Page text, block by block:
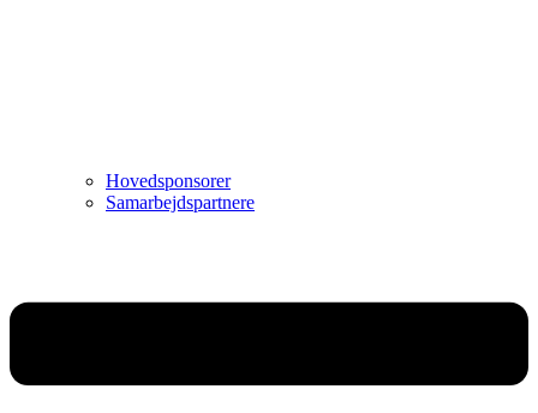
Hovedsponsorer
Samarbejdspartnere